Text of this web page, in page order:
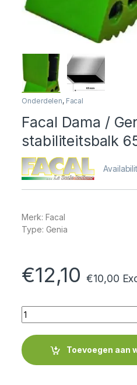
Onderdelen, Facal
Facal Dama /
stabiliteitsbalk
Merk: Facal
Type: Genia
€12,10 €10,00
Quantity
Toevoegen aan